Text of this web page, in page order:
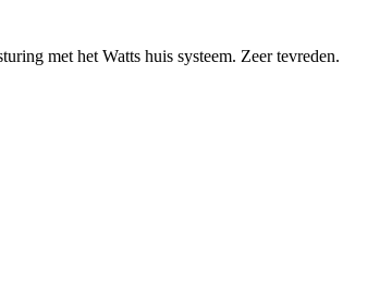
met het Watts huis systeem. Zeer tevreden.